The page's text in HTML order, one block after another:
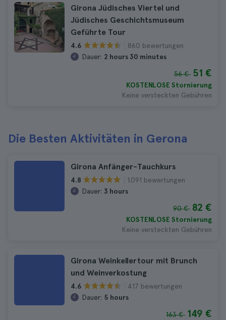
Girona Jüdisches Viertel und
Jüdisches Geschichtsmuseum
Geführte Tour
4.6
860 bewertungen
Dauer: 2 hours 30 minutes
56 € 51 €
KOSTENLOSE Stornierung
Keine versteckten Gebühren
Die Besten Aktivitäten in Gerona
Girona Anfänger-Tauchkurs
4.8
1.091 bewertungen
Dauer: 3 hours
90 € 82 €
KOSTENLOSE Stornierung
Keine versteckten Gebühren
Girona Weinkellertour mit Brunch
und Weinverkostung
4.6
417 bewertungen
Dauer: 5 hours
163 € 149 €